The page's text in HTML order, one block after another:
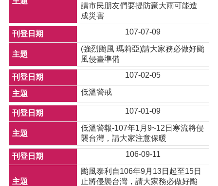
請市民朋友們要提防豪大雨可能造
成災害
107-07-09
(強烈颱風 瑪莉亞)請大家務必做好颱
風侵臺準備
107-02-05
低溫警戒
107-01-09
低溫警報-107年1月9~12日寒流將侵
襲台灣，請大家注意保暖
106-09-11
颱風泰利自106年9月13日起至15日
止將侵襲台灣，請大家務必做好颱